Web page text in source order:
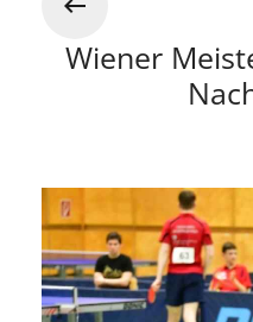
Wiener